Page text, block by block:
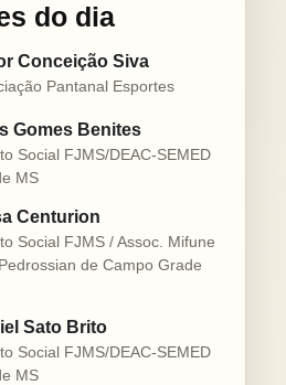
do dia
Conceição Siva
Pantanal Esportes
Gomes Benites
Social FJMS/DEAC-SEMED
MS
Centurion
Social FJMS / Assoc. Mifune
de Campo Grade
Sato Brito
Social FJMS/DEAC-SEMED
MS